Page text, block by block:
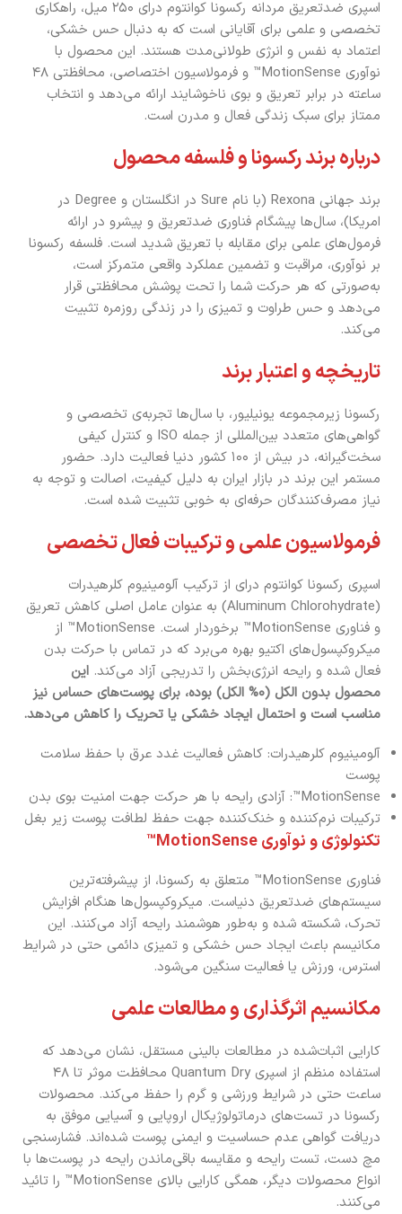
اسپری ضدتعریق مردانه رکسونا کوانتوم درای ۲۵۰ میل، راهکاری
تخصصی و علمی برای آقایانی است که به دنبال حس خشکی،
اعتماد به نفس و انرژی طولانی‌مدت هستند. این محصول با
نوآوری MotionSense™ و فرمولاسیون اختصاصی، محافظتی ۴۸
ساعته در برابر تعریق و بوی ناخوشایند ارائه می‌دهد و انتخاب
ممتاز برای سبک زندگی فعال و مدرن است.
درباره برند رکسونا و فلسفه محصول
برند جهانی Rexona (با نام Sure در انگلستان و Degree در
امریکا)، سال‌ها پیشگام فناوری ضدتعریق و پیشرو در ارائه
فرمول‌های علمی برای مقابله با تعریق شدید است. فلسفه رکسونا
بر نوآوری، مراقبت و تضمین عملکرد واقعی متمرکز است،
به‌صورتی که هر حرکت شما را تحت پوشش محافظتی قرار
می‌دهد و حس طراوت و تمیزی را در زندگی روزمره تثبیت
می‌کند.
تاریخچه و اعتبار برند
رکسونا زیرمجموعه یونیلیور، با سال‌ها تجربه‌ی تخصصی و
گواهی‌های متعدد بین‌المللی از جمله ISO و کنترل کیفی
سخت‌گیرانه، در بیش از ۱۰۰ کشور دنیا فعالیت دارد. حضور
مستمر این برند در بازار ایران به دلیل کیفیت، اصالت و توجه به
نیاز مصرف‌کنندگان حرفه‌ای به خوبی تثبیت شده است.
فرمولاسیون علمی و ترکیبات فعال تخصصی
اسپری رکسونا کوانتوم درای از ترکیب آلومینیوم کلرهیدرات
(Aluminum Chlorohydrate) به عنوان عامل اصلی کاهش تعریق
و فناوری MotionSense™ برخوردار است. MotionSense™ از
میکروکپسول‌های اکتیو بهره می‌برد که در تماس با حرکت بدن
فعال شده و رایحه انرژی‌بخش را تدریجی آزاد می‌کند. این
محصول بدون الکل (۰% الکل) بوده، برای پوست‌های حساس نیز
مناسب است و احتمال ایجاد خشکی یا تحریک را کاهش می‌دهد.
آلومینیوم کلرهیدرات: کاهش فعالیت غدد عرق با حفظ سلامت
پوست
MotionSense™: آزادی رایحه با هر حرکت جهت امنیت بوی بدن
ترکیبات نرم‌کننده و خنک‌کننده جهت حفظ لطافت پوست زیر بغل
تکنولوژی و نوآوری MotionSense™
فناوری MotionSense™ متعلق به رکسونا، از پیشرفته‌ترین
سیستم‌های ضدتعریق دنیاست. میکروکپسول‌ها هنگام افزایش
تحرک، شکسته شده و به‌طور هوشمند رایحه آزاد می‌کنند. این
مکانیسم باعث ایجاد حس خشکی و تمیزی دائمی حتی در شرایط
استرس، ورزش یا فعالیت سنگین می‌شود.
مکانسیم اثرگذاری و مطالعات علمی
کارایی اثبات‌شده در مطالعات بالینی مستقل، نشان ‌می‌دهد که
استفاده منظم از اسپری Quantum Dry محافظت موثر تا ۴۸
ساعت حتی در شرایط ورزشی و گرم را حفظ می‌کند. محصولات
رکسونا در تست‌های درماتولوژیکال اروپایی و آسیایی موفق به
دریافت گواهی عدم حساسیت و ایمنی پوست شده‌اند. فشارسنجی
مچ دست، تست رایحه و مقایسه باقی‌ماندن رایحه در پوست‌ها با
انواع محصولات دیگر، همگی کارایی بالای MotionSense™ را تائید
می‌کنند.